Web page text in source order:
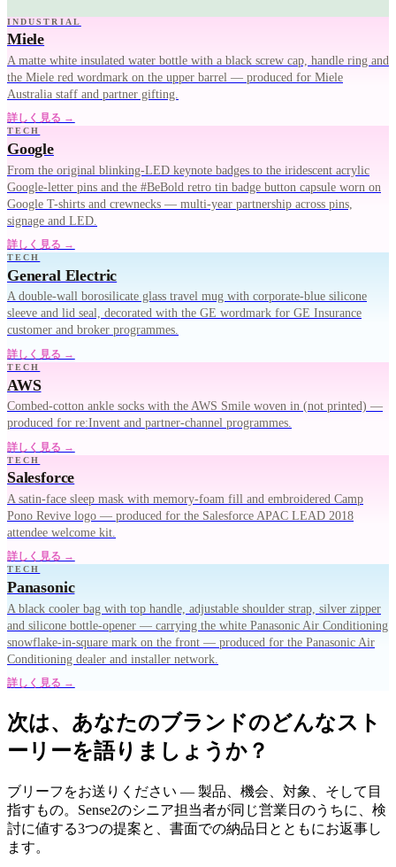
INDUSTRIAL
Miele
A matte white insulated water bottle with a black screw cap, handle ring and
the Miele red wordmark on the upper barrel — produced for Miele
Australia staff and partner gifting.
詳しく見る →
TECH
Google
From the original blinking-LED keynote badges to the iridescent acrylic
Google-letter pins and the #BeBold retro tin badge button capsule worn on
Google T-shirts and crewnecks — multi-year partnership across pins,
signage and LED.
詳しく見る →
TECH
General Electric
A double-wall borosilicate glass travel mug with corporate-blue silicone
sleeve and lid seal, decorated with the GE wordmark for GE Insurance
customer and broker programmes.
詳しく見る →
TECH
AWS
Combed-cotton ankle socks with the AWS Smile woven in (not printed) —
produced for re:Invent and partner-channel programmes.
詳しく見る →
TECH
Salesforce
A satin-face sleep mask with memory-foam fill and embroidered Camp
Pono Revive logo — produced for the Salesforce APAC LEAD 2018
attendee welcome kit.
詳しく見る →
TECH
Panasonic
A black cooler bag with top handle, adjustable shoulder strap, silver zipper
and silicone bottle-opener — carrying the white Panasonic Air Conditioning
snowflake-in-square mark on the front — produced for the Panasonic Air
Conditioning dealer and installer network.
詳しく見る →
次は、あなたのブランドのどんなスト
ーリーを語りましょうか？
ブリーフをお送りください — 製品、機会、対象、そして目
指すもの。Sense2のシニア担当者が同じ営業日のうちに、検
討に値する3つの提案と、書面での納品日とともにお返事し
ます。